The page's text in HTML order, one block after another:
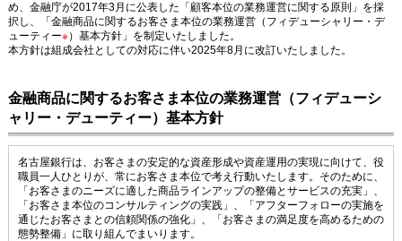
め、金融庁が2017年3月に公表した「顧客本位の業務運営に関する原則」を採
択し、「金融商品に関するお客さま本位の業務運営（フィデューシャリー・デ
ューティー※）基本方針」を制定いたしました。
本方針は組成会社としての対応に伴い2025年8月に改訂いたしました。
金融商品に関するお客さま本位の業務運営（フィデューシ
ャリー・デューティー）基本方針
名古屋銀行は、お客さまの安定的な資産形成や資産運用の実現に向けて、役
職員一人ひとりが、常にお客さま本位で考え行動いたします。そのために、
「お客さまのニーズに適した商品ラインアップの整備とサービスの充実」、
「お客さま本位のコンサルティングの実践」、「アフターフォローの実施を
通じたお客さまとの信頼関係の強化」、「お客さまの満足度を高めるための
態勢整備」に取り組んでまいります。